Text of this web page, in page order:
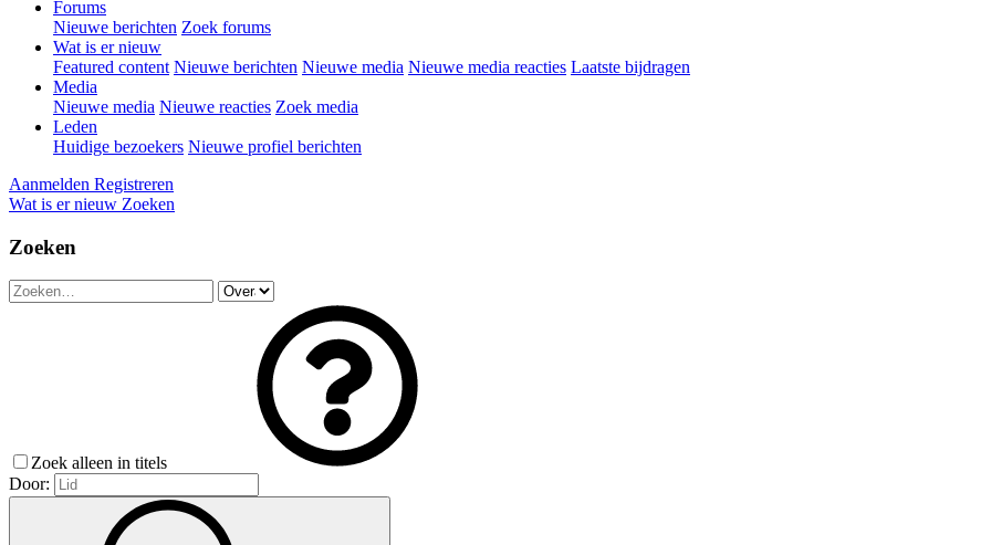
Forums
Nieuwe berichten Zoek forums
Wat is er nieuw
Featured content Nieuwe berichten Nieuwe media Nieuwe media reacties Laatste bijdragen
Media
Nieuwe media Nieuwe reacties Zoek media
Leden
Huidige bezoekers Nieuwe profiel berichten
Aanmelden Registreren
Wat is er nieuw Zoeken
Zoeken
Zoek alleen in titels
Door: